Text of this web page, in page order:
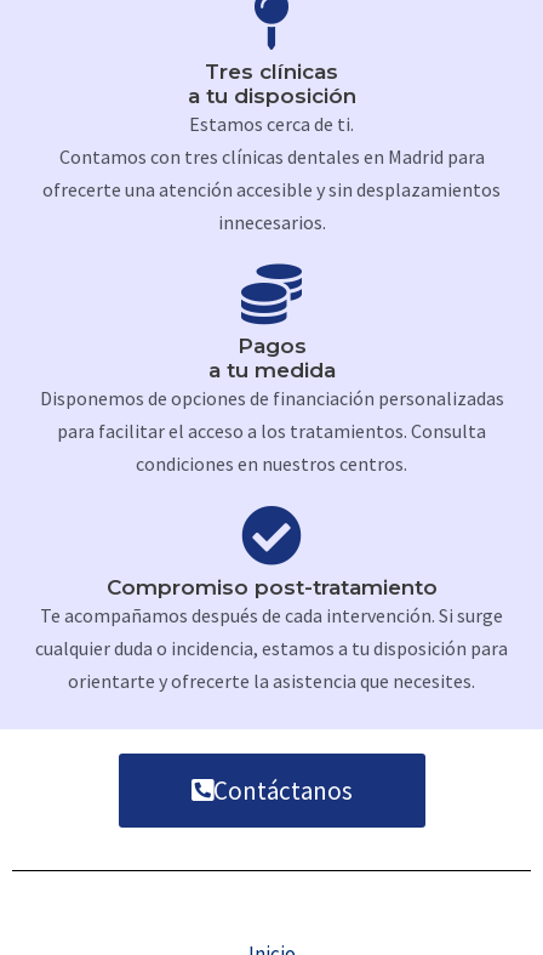
Tres clínicas
a tu disposición
Estamos cerca de ti.
Contamos con tres clínicas dentales en Madrid para
ofrecerte una atención accesible y sin desplazamientos
innecesarios.
Pagos
a tu medida
Disponemos de opciones de financiación personalizadas
para facilitar el acceso a los tratamientos. Consulta
condiciones en nuestros centros.
Compromiso post-tratamiento
Te acompañamos después de cada intervención. Si surge
cualquier duda o incidencia, estamos a tu disposición para
orientarte y ofrecerte la asistencia que necesites.
Contáctanos